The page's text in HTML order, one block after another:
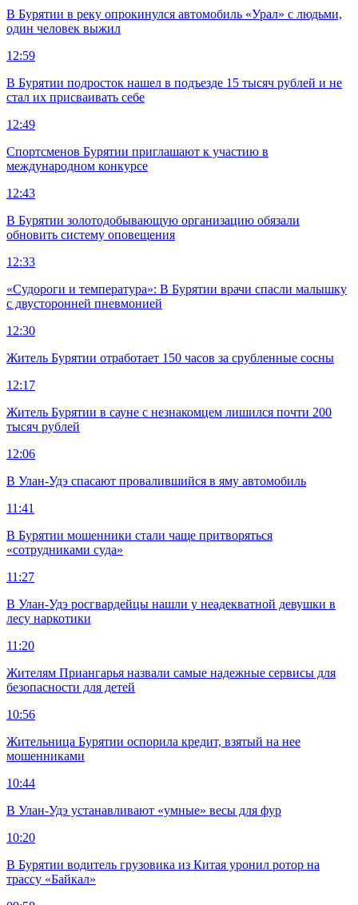
В Бурятии в реку опрокинулся автомобиль «Урал» с людьми,
один человек выжил
12:59
В Бурятии подросток нашел в подъезде 15 тысяч рублей и не
стал их присваивать себе
12:49
Спортсменов Бурятии приглашают к участию в
международном конкурсе
12:43
В Бурятии золотодобывающую организацию обязали
обновить систему оповещения
12:33
«Судороги и температура»: В Бурятии врачи спасли малышку
с двусторонней пневмонией
12:30
Житель Бурятии отработает 150 часов за срубленные сосны
12:17
Житель Бурятии в сауне с незнакомцем лишился почти 200
тысяч рублей
12:06
В Улан-Удэ спасают провалившийся в яму автомобиль
11:41
В Бурятии мошенники стали чаще притворяться
«сотрудниками суда»
11:27
В Улан-Удэ росгвардейцы нашли у неадекватной девушки в
лесу наркотики
11:20
Жителям Приангарья назвали самые надежные сервисы для
безопасности для детей
10:56
Жительница Бурятии оспорила кредит, взятый на нее
мошенниками
10:44
В Улан-Удэ устанавливают «умные» весы для фур
10:20
В Бурятии водитель грузовика из Китая уронил ротор на
трассу «Байкал»